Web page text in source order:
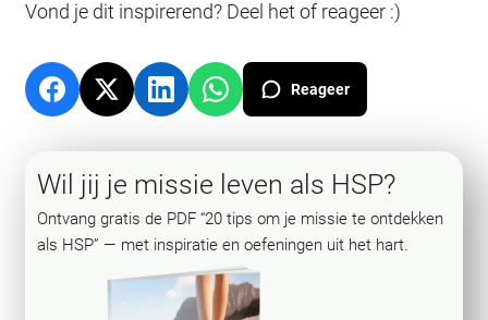
Vond je dit inspirerend? Deel het of reageer :)
Reageer
Wil jij je missie leven als HSP?
Ontvang gratis de PDF “20 tips om je missie te ontdekken
als HSP” — met inspiratie en oefeningen uit het hart.